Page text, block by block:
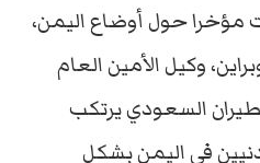
مؤخرا حول أوضاع اليمن،
وكيل الأمين العام
السعودي يرتكب
في اليمن بشكل